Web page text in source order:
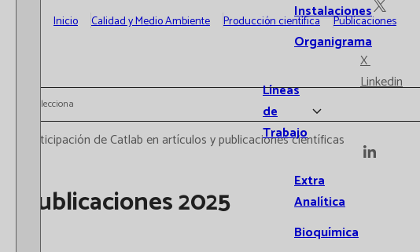
Instalaciones
Organigrama
Líneas
de
Trabajo
Extra
Analítica
Bioquímica
X
Linkedin
Inicio Calidad y Medio Ambiente Producción científica Publicaciones
Selecciona
Participación de Catlab en artículos y publicaciones científicas
Publicaciones 2025